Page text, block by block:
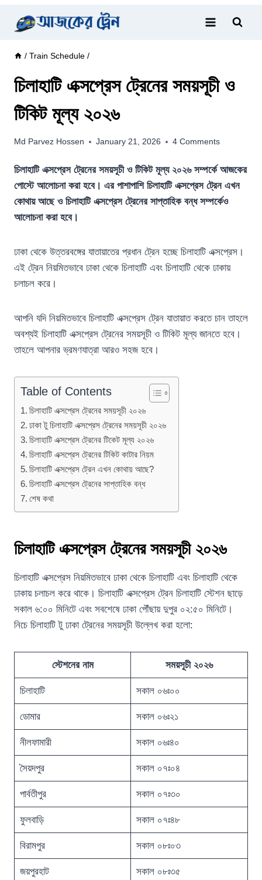
/ Train Schedule /
চিলাহাটি এক্সপ্রেস ট্রেনের সময়সূচী ও
টিকিট মূল্য ২০২৬
Md Parvez Hossen January 21, 2026 4 Comments
চিলাহাটি এক্সপ্রেস ট্রেনের সময়সূচী ও টিকিট মূল্য ২০২৬ সম্পর্কে আজকের
পোস্টে আলোচনা করা হবে। এর পাশাপাশি চিলাহাটি এক্সপ্রেস ট্রেন এখন
কোথায় আছে ও চিলাহাটি এক্সপ্রেস ট্রেনের সাপ্তাহিক বন্ধ সম্পর্কেও
আলোচনা করা হবে।
ঢাকা থেকে উত্তরবঙ্গের যাতায়াতের প্রধান ট্রেন হচ্ছে চিলাহাটি এক্সপ্রেস।
এই ট্রেন নিয়মিতভাবে ঢাকা থেকে চিলাহাটি এবং চিলাহাটি থেকে ঢাকায়
চলাচল করে।
আপনি যদি নিয়মিতভাবে চিলাহাটি এক্সপ্রেস ট্রেন যাতায়াত করতে চান তাহলে
অবশ্যই চিলাহাটি এক্সপ্রেস ট্রেনের সময়সূচী ও টিকিট মূল্য জানতে হবে।
তাহলে আপনার ভ্রমণযাত্রা আরও সহজ হবে।
Table of Contents
চিলাহাটি এক্সপ্রেস ট্রেনের সময়সূচী ২০২৬
ঢাকা টু চিলাহাটি এক্সপ্রেস ট্রেনের সময়সূচী ২০২৬
চিলাহাটি এক্সপ্রেস ট্রেনের টিকেট মূল্য ২০২৬
চিলাহাটি এক্সপ্রেস ট্রেনের টিকিট কাটার নিয়ম
চিলাহাটি এক্সপ্রেস ট্রেন এখন কোথায় আছে?
চিলাহাটি এক্সপ্রেস ট্রেনের সাপ্তাহিক বন্ধ
শেষ কথা
চিলাহাটি এক্সপ্রেস ট্রেনের সময়সূচী ২০২৬
চিলাহাটি এক্সপ্রেস নিয়মিতভাবে ঢাকা থেকে চিলাহাটি এবং চিলাহাটি থেকে
ঢাকায় চলাচল করে থাকে। চিলাহাটি এক্সপ্রেস ট্রেন চিলাহাটি স্টেশন ছাড়ে
সকাল ৬:০০ মিনিটে এবং সবশেষে ঢাকা পৌঁছায় দুপুর ০২:৫০ মিনিটে।
নিচে চিলাহাটি টু ঢাকা ট্রেনের সময়সূচী উল্লেখ করা হলো:
স্টেশনের নাম সময়সূচী ২০২৬
চিলাহাটি সকাল ০৬ঃ০০
ডোমার সকাল ০৬ঃ২১
নীলফামারী সকাল ০৬ঃ৪০
সৈয়দপুর সকাল ০৭ঃ০৪
পার্বতীপুর সকাল ০৭ঃ৩০
ফুলবাড়ি সকাল ০৭ঃ৪৮
বিরামপুর সকাল ০৮ঃ০৩
জয়পুরহাট সকাল ০৮ঃ৩৫